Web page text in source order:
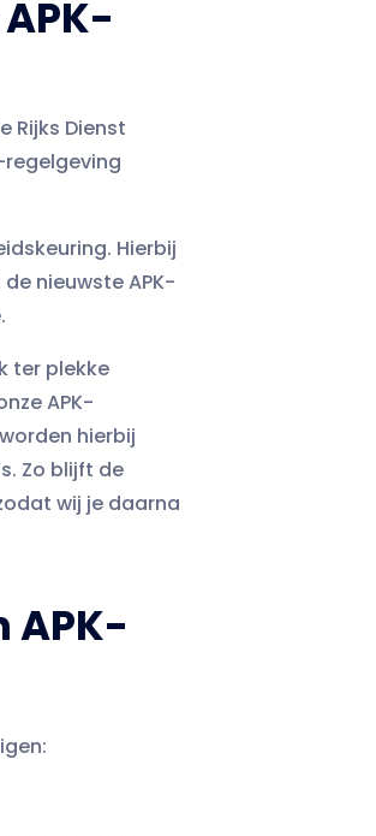
Rijks Dienst
regelgeving
Hierbij
nieuwste APK-
ter plekke
APK-
hierbij
Zo blijft de
wij je daarna
APK-